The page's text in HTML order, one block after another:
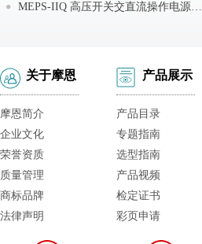
MEPS-IIQ 高压开关交直流操作电源现场接线
关于摩恩
摩恩简介
企业文化
荣誉资质
质量管理
商标品牌
法律声明
产品展示
产品目录
专题指南
选型指南
产品视频
检定证书
彩页申请